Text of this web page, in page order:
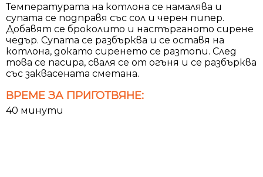
Температурата на котлона се намалява и
супата се подправя със сол и черен пипер.
Добавят се броколито и настърганото сирене
чедър. Супата се разбърква и се оставя на
котлона, докато сиренето се разтопи. След
това се пасира, сваля се от огъня и се разбърква
със заквасената сметана.
ВРЕМЕ ЗА ПРИГОТВЯНЕ:
40 минути